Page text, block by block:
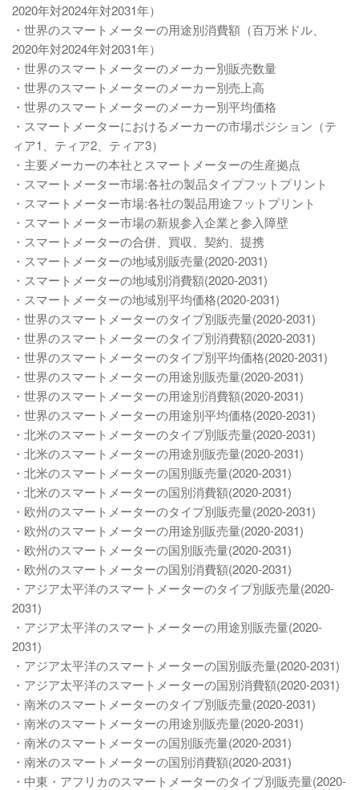
2020年対2024年対2031年）
・世界のスマートメーターの用途別消費額（百万米ドル、
2020年対2024年対2031年）
・世界のスマートメーターのメーカー別販売数量
・世界のスマートメーターのメーカー別売上高
・世界のスマートメーターのメーカー別平均価格
・スマートメーターにおけるメーカーの市場ポジション（テ
ィア1、ティア2、ティア3）
・主要メーカーの本社とスマートメーターの生産拠点
・スマートメーター市場:各社の製品タイプフットプリント
・スマートメーター市場:各社の製品用途フットプリント
・スマートメーター市場の新規参入企業と参入障壁
・スマートメーターの合併、買収、契約、提携
・スマートメーターの地域別販売量(2020-2031)
・スマートメーターの地域別消費額(2020-2031)
・スマートメーターの地域別平均価格(2020-2031)
・世界のスマートメーターのタイプ別販売量(2020-2031)
・世界のスマートメーターのタイプ別消費額(2020-2031)
・世界のスマートメーターのタイプ別平均価格(2020-2031)
・世界のスマートメーターの用途別販売量(2020-2031)
・世界のスマートメーターの用途別消費額(2020-2031)
・世界のスマートメーターの用途別平均価格(2020-2031)
・北米のスマートメーターのタイプ別販売量(2020-2031)
・北米のスマートメーターの用途別販売量(2020-2031)
・北米のスマートメーターの国別販売量(2020-2031)
・北米のスマートメーターの国別消費額(2020-2031)
・欧州のスマートメーターのタイプ別販売量(2020-2031)
・欧州のスマートメーターの用途別販売量(2020-2031)
・欧州のスマートメーターの国別販売量(2020-2031)
・欧州のスマートメーターの国別消費額(2020-2031)
・アジア太平洋のスマートメーターのタイプ別販売量(2020-
2031)
・アジア太平洋のスマートメーターの用途別販売量(2020-
2031)
・アジア太平洋のスマートメーターの国別販売量(2020-2031)
・アジア太平洋のスマートメーターの国別消費額(2020-2031)
・南米のスマートメーターのタイプ別販売量(2020-2031)
・南米のスマートメーターの用途別販売量(2020-2031)
・南米のスマートメーターの国別販売量(2020-2031)
・南米のスマートメーターの国別消費額(2020-2031)
・中東・アフリカのスマートメーターのタイプ別販売量(2020-